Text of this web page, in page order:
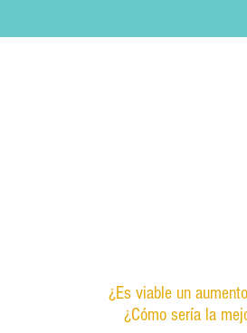
¿Es viable un
¿Cómo sería la